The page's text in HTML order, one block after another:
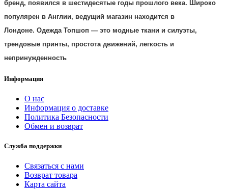
бренд, появился в шестидесятые годы прошлого века. Широко
популярен в Англии, ведущий магазин находится в
Лондоне. Одежда Топшоп — это модные ткани и силуэты,
трендовые принты, простота движений, легкость и
непринужденность
Информация
О нас
Информация о доставке
Политика Безопасности
Обмен и возврат
Служба поддержки
Связаться с нами
Возврат товара
Карта сайта